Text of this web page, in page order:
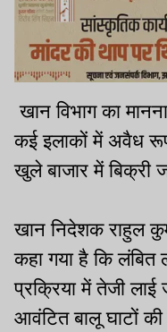
खान विभाग का
कई इलाकों में अवैध
खुले बाजार में बिक्री
खान निदेशक राहुल
कहा गया है कि लंबित
प्रक्रिया में तेजी
आवंटित बालू घाटों की